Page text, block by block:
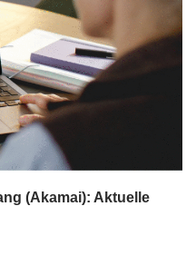
(Akamai): Aktuelle